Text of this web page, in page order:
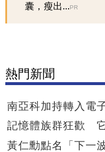
囊，瘦出...PR
熱門新聞
南亞科加持轉入電
記憶體族群狂歡
黃仁勳點名「下一